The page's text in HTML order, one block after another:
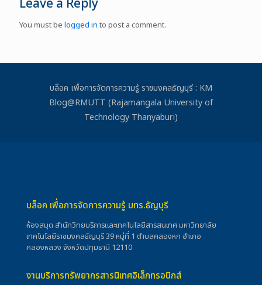
You must be logged in to post a comment.
บล็อค เพื่อการจัดการความรู้ ราชมงคลธัญบุรี : KM
Blog@RMUTT (Rajamangala University of
Technology Thanyaburi)
บล็อค เพื่อการจัดการความรู้ มทร.ธัญบุรี
ห้องสมุด สำนักวิทยบริการและเทคโนโลยีสารสนเทศ มหาวิทยาลัย
เทคโนโลยีราชมงคลธัญบุรี 39 หมู่ที่ 1 ตำบลคลองหก อำเภอ
คลองหลวง จังหวัดปทุมธานี 12110
งานบริการทรัพยากรสารนิเทศอิเล็กทรอนิกส์